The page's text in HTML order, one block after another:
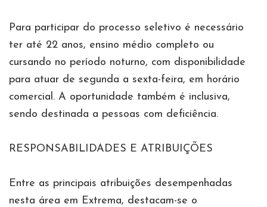
Para participar do processo seletivo é necessário
ter até 22 anos, ensino médio completo ou
cursando no período noturno, com disponibilidade
para atuar de segunda a sexta-feira, em horário
comercial. A oportunidade também é inclusiva,
sendo destinada a pessoas com deficiência.
RESPONSABILIDADES E ATRIBUIÇÕES
Entre as principais atribuições desempenhadas
nesta área em Extrema, destacam-se o